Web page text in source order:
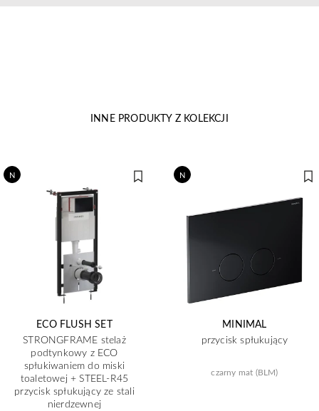
INNE PRODUKTY Z KOLEKCJI
N
ECO FLUSH SET
STRONGFRAME stelaż
podtynkowy z ECO
spłukiwaniem do miski
toaletowej + STEEL-R45
przycisk spłukujący ze stali
nierdzewnej
N
MINIMAL
przycisk spłukujący
czarny mat (BLM)